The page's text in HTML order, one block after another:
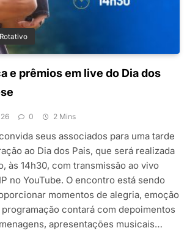
Rotativo
e prêmios em live do Dia dos
0 2 Mins
seus associados para uma tarde
ao Dia dos Pais, que será realizada
às 14h30, com transmissão ao vivo
no YouTube. O encontro está sendo
momentos de alegria, emoção
contará com depoimentos
apresentações musicais…